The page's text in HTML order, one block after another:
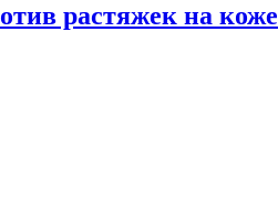
растяжек на коже